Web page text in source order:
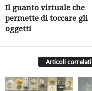
Il guanto virtuale che
permette di toccare gli
oggetti
Articoli correlati